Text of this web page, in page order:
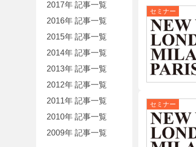
2017年 記事一覧
2016年 記事一覧
2015年 記事一覧
2014年 記事一覧
2013年 記事一覧
2012年 記事一覧
2011年 記事一覧
2010年 記事一覧
2009年 記事一覧